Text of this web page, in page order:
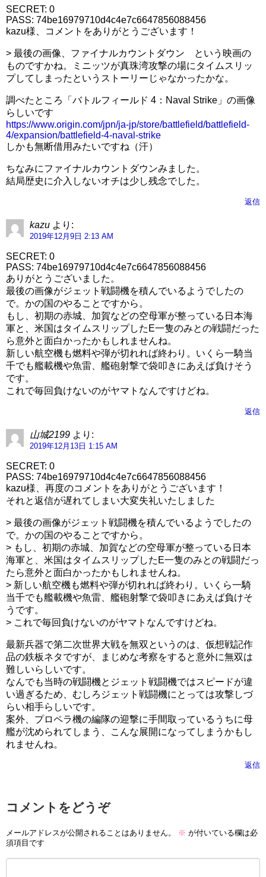
SECRET: 0
PASS: 74be16979710d4c4e7c6647856088456
kazu様、コメントをありがとうございます！
> 最後の画像、ファイナルカウントダウン という映画の
ものですかね。ミニッツが真珠湾攻撃の場にタイムスリッ
プしてしまったというストーリーじゃなかったかな。
調べたところ「バトルフィールド 4：Naval Strike」の画像
らしいです
https://www.origin.com/jpn/ja-jp/store/battlefield/battlefield-
4/expansion/battlefield-4-naval-strike
しかも無断借用みたいですね（汗）
ちなみにファイナルカウントダウンみました。
結局歴史に介入しないオチは少し残念でした。
返信
kazu より:
2019年12月9日 2:13 AM
SECRET: 0
PASS: 74be16979710d4c4e7c6647856088456
ありがとうございました。
最後の画像がジェット戦闘機を積んでいるようでしたの
で。かの国のやることですから。
もし、初期の赤城、加賀などの空母軍が整っている日本海
軍と、米国はタイムスリップしたE一隻のみとの戦闘だった
ら意外と面白かったかもしれませんね。
新しい航空機も燃料や弾が切れれば終わり。いくら一騎当
千でも艦載機や魚雷、艦砲射撃で袋叩きにあえば負けそう
です。
これで毎回負けないのがヤマトなんですけどね。
返信
山城2199 より:
2019年12月13日 1:15 AM
SECRET: 0
PASS: 74be16979710d4c4e7c6647856088456
kazu様、再度のコメントをありがとうございます！
それと返信が遅れてしまい大変失礼いたしました
> 最後の画像がジェット戦闘機を積んでいるようでしたの
で。かの国のやることですから。
> もし、初期の赤城、加賀などの空母軍が整っている日本
海軍と、米国はタイムスリップしたE一隻のみとの戦闘だっ
たら意外と面白かったかもしれませんね。
> 新しい航空機も燃料や弾が切れれば終わり。いくら一騎
当千でも艦載機や魚雷、艦砲射撃で袋叩きにあえば負けそ
うです。
> これで毎回負けないのがヤマトなんですけどね。
最新兵器で第二次世界大戦を無双というのは、仮想戦記作
品の鉄板ネタですが、まじめな考察をすると意外に無双は
難しいらしいです。
なんでも当時の戦闘機とジェット戦闘機ではスピードが違
い過ぎるため、むしろジェット戦闘機にとっては攻撃しづ
らい相手らしいです。
案外、プロペラ機の編隊の迎撃に手間取っているうちに母
艦が沈められてしまう、こんな展開になってしまうかもし
れませんね。
返信
コメントをどうぞ
メールアドレスが公開されることはありません。 ※ が付いている欄は必
須項目です